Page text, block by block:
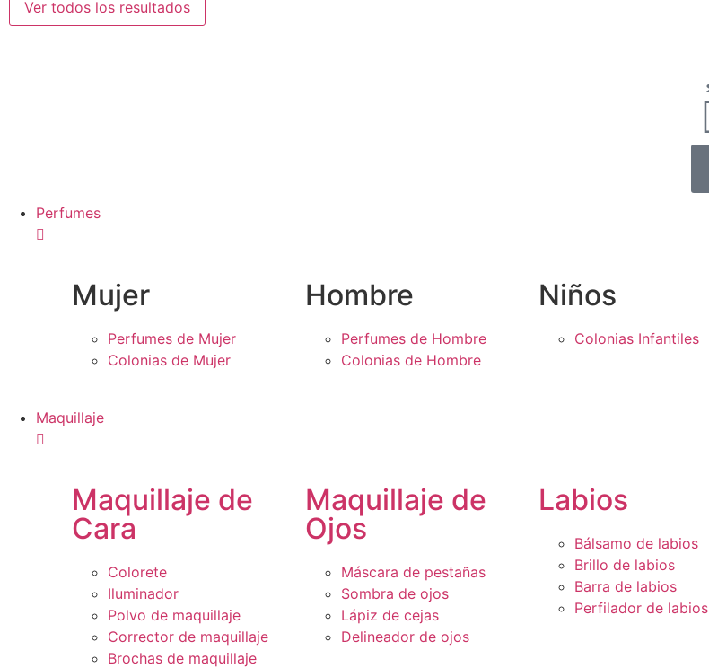
Ver todos los resultados
Perfumes
Mujer
Perfumes de Mujer
Colonias de Mujer
Hombre
Perfumes de Hombre
Colonias de Hombre
Niños
Colonias Infantiles
Maquillaje
Maquillaje de
Cara
Colorete
Iluminador
Polvo de maquillaje
Corrector de maquillaje
Brochas de maquillaje
Maquillaje de
Ojos
Máscara de pestañas
Sombra de ojos
Lápiz de cejas
Delineador de ojos
Labios
Bálsamo de labios
Brillo de labios
Barra de labios
Perfilador de labios